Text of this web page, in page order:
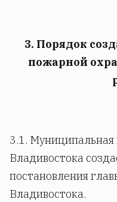
3. Порядок
пожарной
3.1.
Владивостока
постановления
Владивостока.